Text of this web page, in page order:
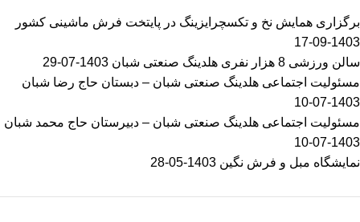
برگزاری همایش نخ و تکسچرایزینگ در پایتخت فرش ماشینی کشور
1403-09-17
سالن ورزشی 8 هزار نفری هلدینگ صنعتی شبان
1403-07-29
مسئولیت اجتماعی هلدینگ صنعتی شبان – دبستان حاج رضا شبان
1403-07-10
مسئولیت اجتماعی هلدینگ صنعتی شبان – دبیرستان حاج محمد شبان
1403-07-10
نمایشگاه مبل و فرش نگین 1403-05-28